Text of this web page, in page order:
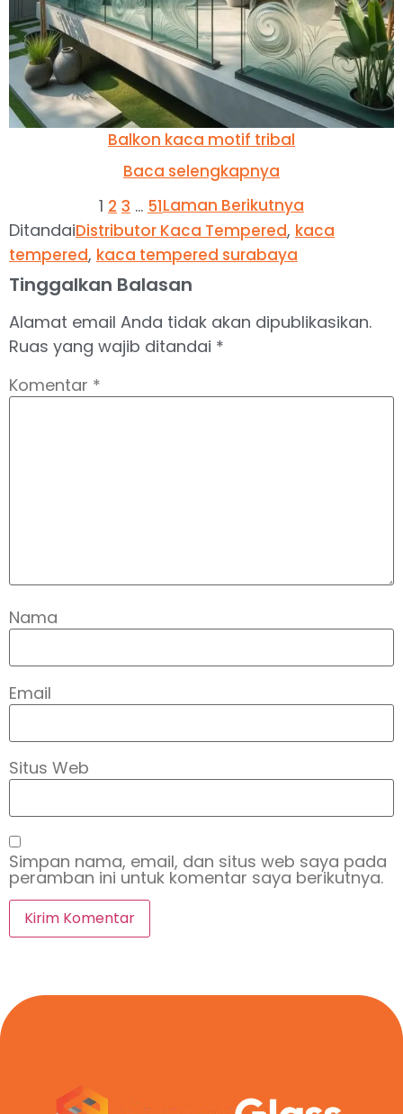
Balkon kaca motif tribal
Baca selengkapnya
1 2 3 … 51Laman Berikutnya
DitandaiDistributor Kaca Tempered, kaca
tempered, kaca tempered surabaya
Tinggalkan Balasan
Alamat email Anda tidak akan dipublikasikan.
Ruas yang wajib ditandai *
Komentar *
Nama
Email
Situs Web
Simpan nama, email, dan situs web saya pada
peramban ini untuk komentar saya berikutnya.